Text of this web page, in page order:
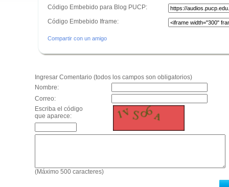
Código Embebido para Blog PUCP:
Código Embebido Iframe:
Compartir con un amigo
Ingresar Comentario (todos los campos son obligatorios)
Nombre:
Correo:
Escriba el código
que aparece:
(Máximo 500 caracteres)